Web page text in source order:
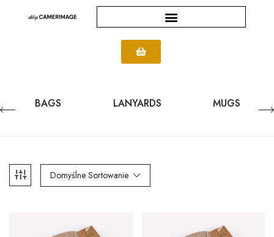
BAGS LANYARDS MUGS
Domyślne Sortowanie